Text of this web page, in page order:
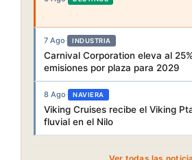
7 Ago· INDUSTRIA
Carnival Corporation eleva al
emisiones por plaza para 2029
8 Ago· NAVIERA
Viking Cruises recibe el Viking
fluvial en el Nilo